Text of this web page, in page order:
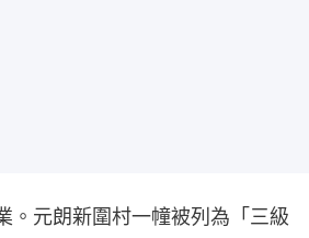
。元朗新圍村一幢被列為「三級